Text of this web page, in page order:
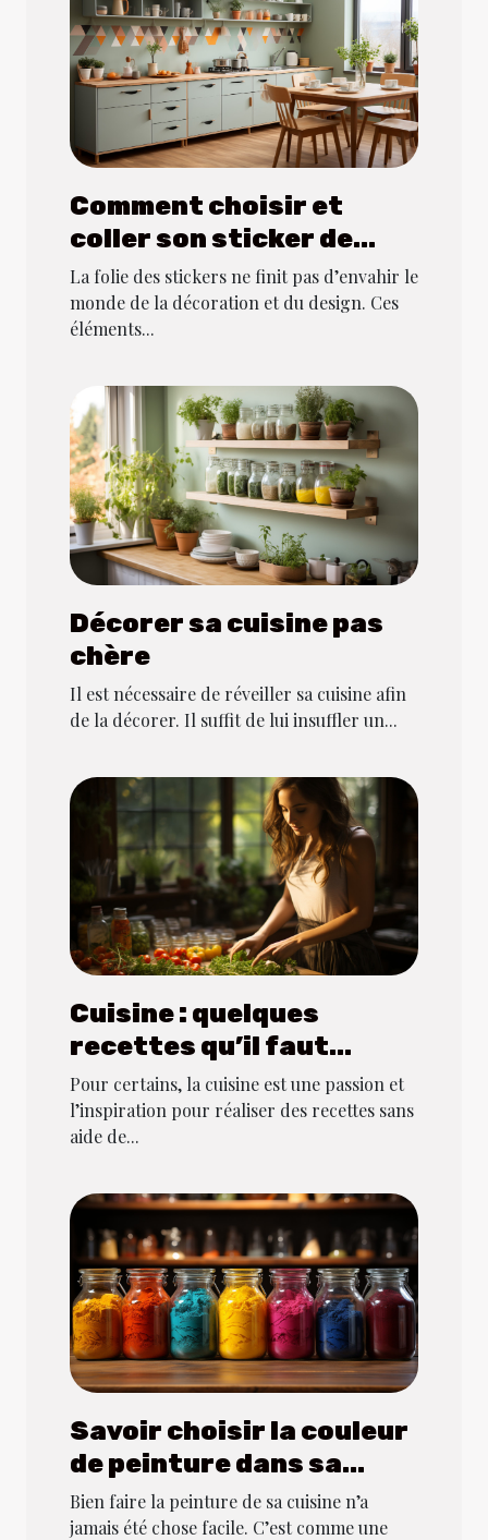
Comment choisir et
coller son sticker de
cuisine ?
La folie des stickers ne finit pas d’envahir le
monde de la décoration et du design. Ces
éléments...
Décorer sa cuisine pas
chère
Il est nécessaire de réveiller sa cuisine afin
de la décorer. Il suffit de lui insuffler un...
Cuisine : quelques
recettes qu’il faut
connaître en
grandissant
Pour certains, la cuisine est une passion et
l’inspiration pour réaliser des recettes sans
aide de...
Savoir choisir la couleur
de peinture dans sa
cuisine
Bien faire la peinture de sa cuisine n’a
jamais été chose facile. C’est comme une